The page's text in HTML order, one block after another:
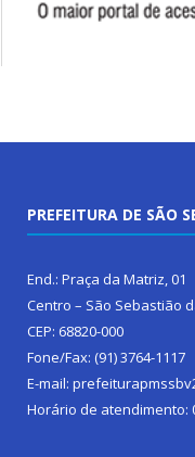
PREFEITURA DE SÃO
End.: Praça da Matriz, 01
Centro – São Sebastião
CEP: 68820-000
Fone/Fax: (91) 3764-1117
E-mail:
Horário de atendimento: